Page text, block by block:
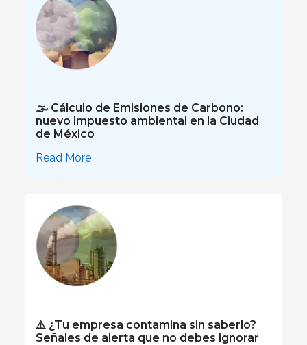
🌫️ Cálculo de Emisiones de Carbono:
nuevo impuesto ambiental en la Ciudad
de México
Read More
⚠️ ¿Tu empresa contamina sin saberlo?
Señales de alerta que no debes ignorar